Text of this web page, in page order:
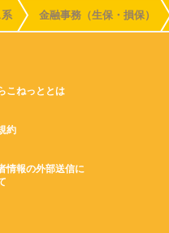
金融事務（生保・損保）
こねっととは
約
情報の外部送信に